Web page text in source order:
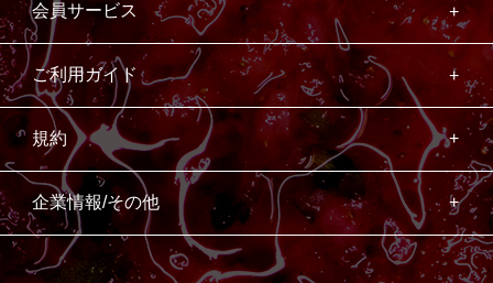
会員サービス
ご利用ガイド
規約
企業情報/その他